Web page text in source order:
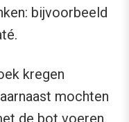
bijvoorbeeld
kregen
mochten